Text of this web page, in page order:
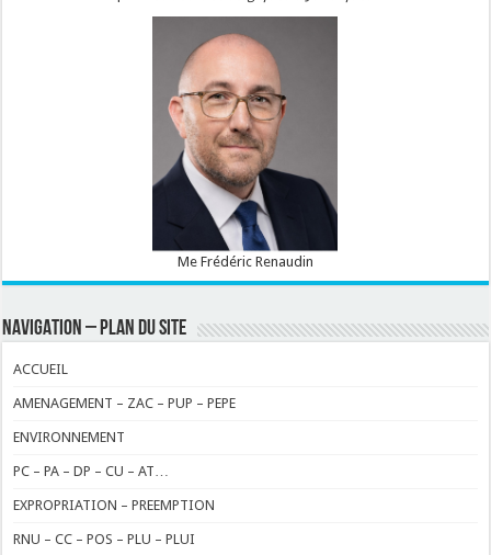
Me Frédéric Renaudin
NAVIGATION – PLAN DU SITE
ACCUEIL
AMENAGEMENT – ZAC – PUP – PEPE
ENVIRONNEMENT
PC – PA – DP – CU – AT…
EXPROPRIATION – PREEMPTION
RNU – CC – POS – PLU – PLUI